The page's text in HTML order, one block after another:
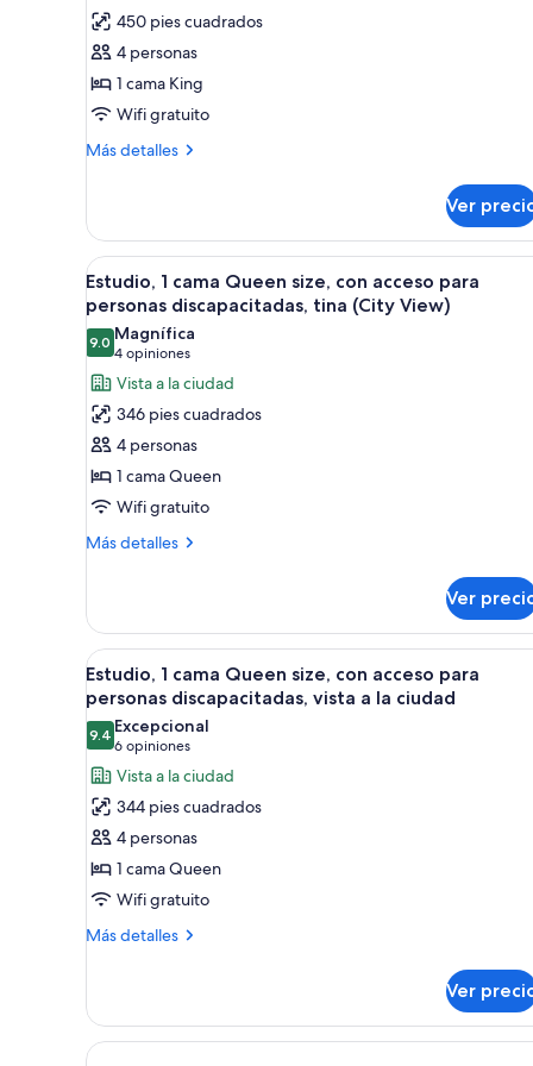
de
Suite,
1
habitación,
vista
a
450 pies cuadrados
4 personas
1 cama King
Wifi gratuito
Más detalles
Más
1
habitación,
vista
a
la
ciudad
Ver
Abrir
todas
las
fotos
de
Estudio,
cama
Queen
size,
con
personas
discapacitadas,
tina
(City
View)
Habitación de hotel con
10
Estudio, 1 cama Queen size, con acceso para
personas discapacitadas, tina (City View)
9.09.0 de 10
Magnífica
4 opiniones
(4
opiniones)
Vista a la ciudad
346 pies cuadrados
4 personas
1 cama Queen
Wifi gratuito
Más detalles
Más
1
cama
Queen
size,
con
acceso
para
personas
discapacitadas,
tina
(City
View)
Ver
Abrir
todas
las
fotos
de
Estudio,
cama
Queen
size,
con
personas
discapacitadas,
Habitación de hotel con
12
Estudio, 1 cama Queen size, con acceso para
personas discapacitadas, vista a la ciudad
9.49.4 de 10
Excepcional
6 opiniones
(6
opiniones)
Vista a la ciudad
344 pies cuadrados
4 personas
1 cama Queen
Wifi gratuito
Más detalles
Más
1
cama
Ver